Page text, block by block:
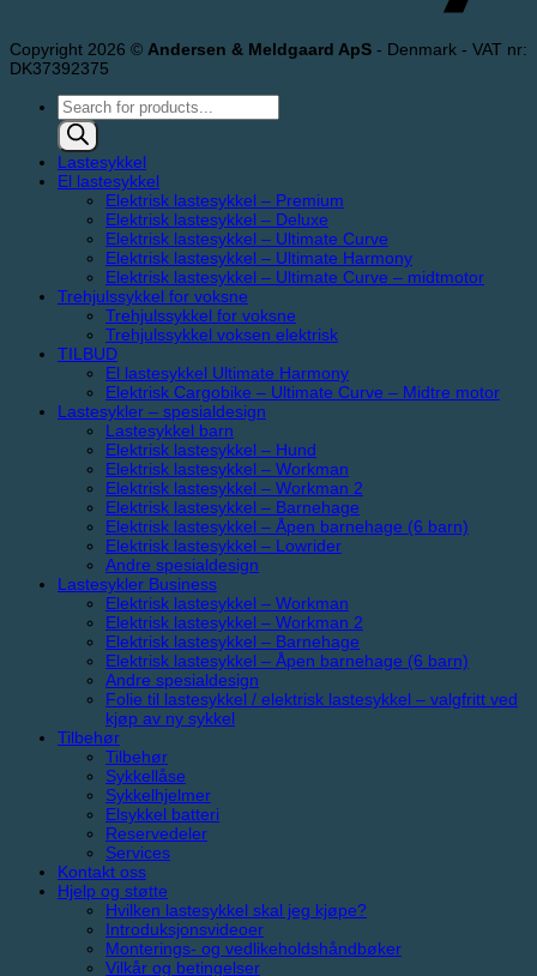
Copyright 2026 © Andersen & Meldgaard ApS - Denmark - VAT nr:
DK37392375
Products
search
Lastesykkel
El lastesykkel
Elektrisk lastesykkel – Premium
Elektrisk lastesykkel – Deluxe
Elektrisk lastesykkel – Ultimate Curve
Elektrisk lastesykkel – Ultimate Harmony
Elektrisk lastesykkel – Ultimate Curve – midtmotor
Trehjulssykkel for voksne
Trehjulssykkel for voksne
Trehjulssykkel voksen elektrisk
TILBUD
El lastesykkel Ultimate Harmony
Elektrisk Cargobike – Ultimate Curve – Midtre motor
Lastesykler – spesialdesign
Lastesykkel barn
Elektrisk lastesykkel – Hund
Elektrisk lastesykkel – Workman
Elektrisk lastesykkel – Workman 2
Elektrisk lastesykkel – Barnehage
Elektrisk lastesykkel – Åpen barnehage (6 barn)
Elektrisk lastesykkel – Lowrider
Andre spesialdesign
Lastesykler Business
Elektrisk lastesykkel – Workman
Elektrisk lastesykkel – Workman 2
Elektrisk lastesykkel – Barnehage
Elektrisk lastesykkel – Åpen barnehage (6 barn)
Andre spesialdesign
Folie til lastesykkel / elektrisk lastesykkel – valgfritt ved
kjøp av ny sykkel
Tilbehør
Tilbehør
Sykkellåse
Sykkelhjelmer
Elsykkel batteri
Reservedeler
Services
Kontakt oss
Hjelp og støtte
Hvilken lastesykkel skal jeg kjøpe?
Introduksjonsvideoer
Monterings- og vedlikeholdshåndbøker
Vilkår og betingelser